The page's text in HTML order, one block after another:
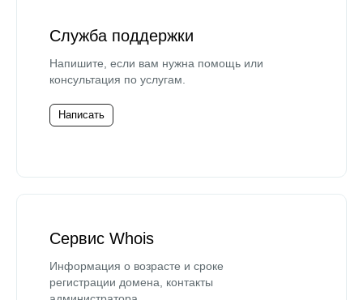
Служба поддержки
Напишите, если вам нужна помощь или
консультация по услугам.
Написать
Сервис Whois
Информация о возрасте и сроке
регистрации домена, контакты